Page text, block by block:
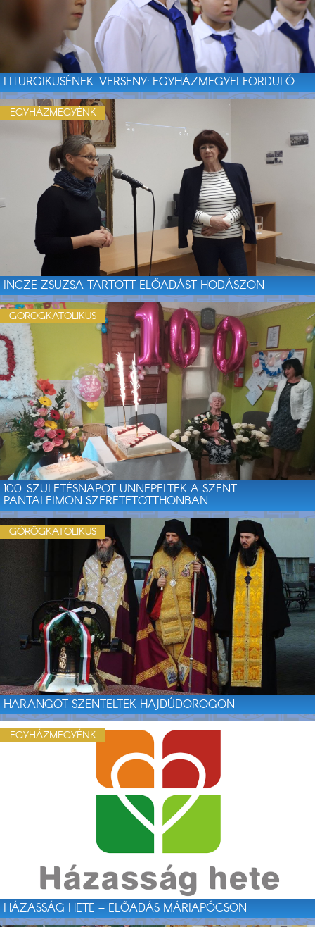
LITURGIKUSÉNEK-VERSENY: EGYHÁZMEGYEI FORDULÓ
INCZE ZSUZSA TARTOTT ELŐADÁST HODÁSZON
EGYHÁZMEGYÉNK
100. SZÜLETÉSNAPOT ÜNNEPELTEK A SZENT
PANTALEIMON SZERETETOTTHONBAN
GÖRÖGKATOLIKUS
HARANGOT SZENTELTEK HAJDÚDOROGON
GÖRÖGKATOLIKUS
HÁZASSÁG HETE – ELŐADÁS MÁRIAPÓCSON
EGYHÁZMEGYÉNK